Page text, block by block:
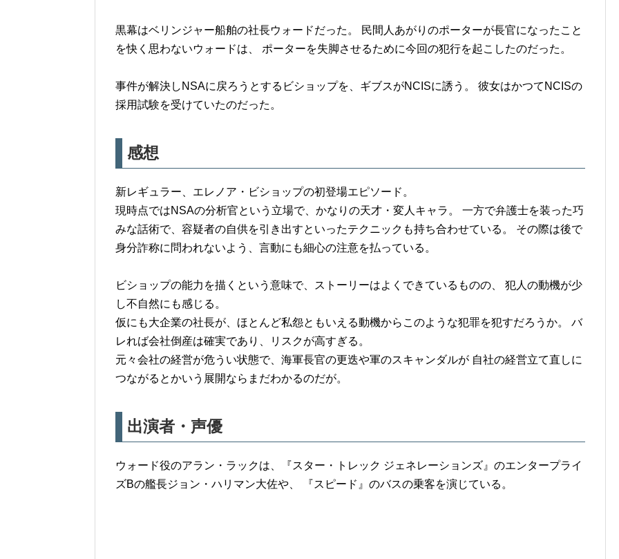
黒幕はベリンジャー船舶の社長ウォードだった。 民間人あがりのポーターが長官になったこと
を快く思わないウォードは、 ポーターを失脚させるために今回の犯行を起こしたのだった。
事件が解決しNSAに戻ろうとするビショップを、ギブスがNCISに誘う。 彼女はかつてNCISの
採用試験を受けていたのだった。
感想
新レギュラー、エレノア・ビショップの初登場エピソード。
現時点ではNSAの分析官という立場で、かなりの天才・変人キャラ。 一方で弁護士を装った巧
みな話術で、容疑者の自供を引き出すといったテクニックも持ち合わせている。 その際は後で
身分詐称に問われないよう、言動にも細心の注意を払っている。
ビショップの能力を描くという意味で、ストーリーはよくできているものの、 犯人の動機が少
し不自然にも感じる。
仮にも大企業の社長が、ほとんど私怨ともいえる動機からこのような犯罪を犯すだろうか。 バ
レれば会社倒産は確実であり、リスクが高すぎる。
元々会社の経営が危うい状態で、海軍長官の更迭や軍のスキャンダルが 自社の経営立て直しに
つながるとかいう展開ならまだわかるのだが。
出演者・声優
ウォード役のアラン・ラックは、『スター・トレック ジェネレーションズ』のエンタープライ
ズBの艦長ジョン・ハリマン大佐や、 『スピード』のバスの乗客を演じている。